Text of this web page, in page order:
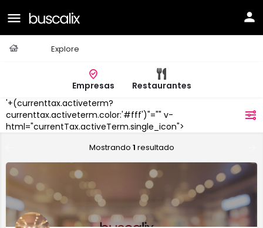
Explore
Empresas
Restaurantes
'+(currenttax.activeterm?
currenttax.activeterm.color:'#fff')"="" v-
html="currentTax.activeTerm.single_icon">
Irache
Mostrando 1 resultado